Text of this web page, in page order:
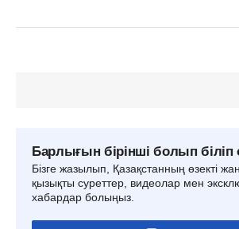
Барлығын бірінші болып
Бізге жазылып, Қазақстанның өзекті
қызықты суреттер, видеолар мен
хабардар болыңыз.